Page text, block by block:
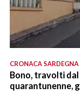
CRONACA SARDEGNA
Bono, travolti
quarantunenne,